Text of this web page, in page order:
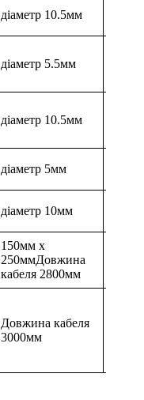
діаметр 10.5мм
діаметр 5.5мм
діаметр 10.5мм
діаметр 5мм
діаметр 10мм
150мм х
250ммДовжина
кабеля 2800мм
Довжина кабеля
3000мм